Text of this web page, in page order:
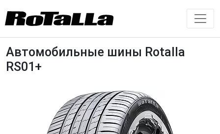
Автомобильные шины Rotalla
RS01+